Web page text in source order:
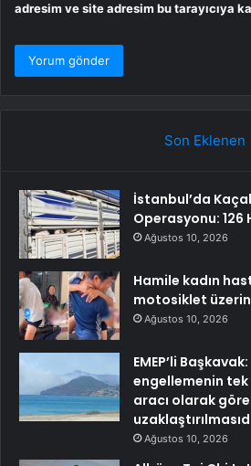
adresim ve site adresim bu tarayıcıya
Son Eklenen
İstanbul’da
Operasyonu: 126
Ağustos 10, 2026
Hamile kadın
motosiklet
Ağustos 10, 2026
EMEP’li
engellemenin
aracı olarak
Ağustos 10, 2026